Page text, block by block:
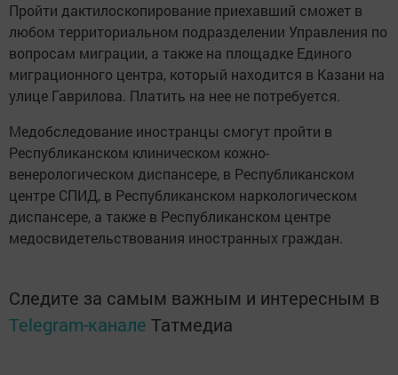
Пройти дактилоскопирование приехавший сможет в
любом территориальном подразделении Управления по
вопросам миграции, а также на площадке Единого
миграционного центра, который находится в Казани на
улице Гаврилова. Платить на нее не потребуется.
Медобследование иностранцы смогут пройти в
Республиканском клиническом кожно-
венерологическом диспансере, в Республиканском
центре СПИД, в Республиканском наркологическом
диспансере, а также в Республиканском центре
медосвидетельствования иностранных граждан.
Следите за самым важным и интересным в
Telegram-канале Татмедиа